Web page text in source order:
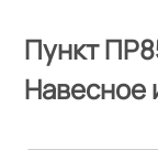
Пункт
Навесное